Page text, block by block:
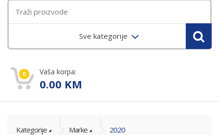
Sve kategorije
0 Vaša korpa:
0.00 KM
Kategorije Marke 2020